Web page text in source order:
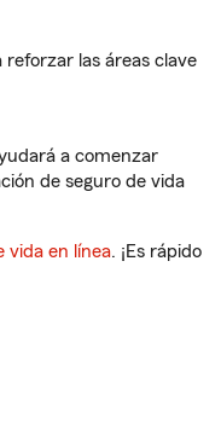
las áreas clave
a comenzar
de seguro de vida
vida en línea. ¡Es rápido